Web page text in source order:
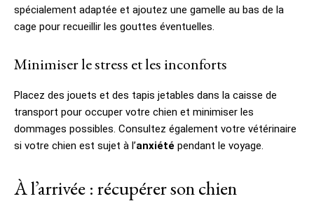
spécialement adaptée et ajoutez une gamelle au bas de la
cage pour recueillir les gouttes éventuelles.
Minimiser le stress et les inconforts
Placez des jouets et des tapis jetables dans la caisse de
transport pour occuper votre chien et minimiser les
dommages possibles. Consultez également votre vétérinaire
si votre chien est sujet à l’anxiété pendant le voyage.
À l’arrivée : récupérer son chien